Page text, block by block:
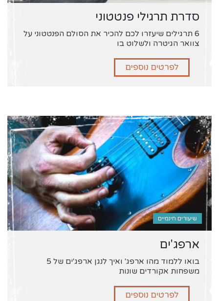
סדרת תרגילי פנטטוני
6 תרגילים שיעזרו לכם להכיר את הסולם הפנטטוני על
צוואר הגיטרה ולשלוט בו
לפרטים נוספים
שיעורים חינמיים
ארפג'ים
בואו ללמוד מהו ארפג' ואיך לנגן ארפג'ים של 5
משפחות אקורדים שונות
לפרטים נוספים